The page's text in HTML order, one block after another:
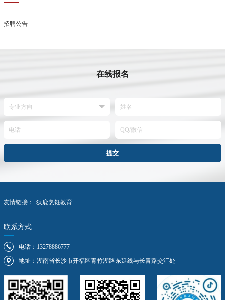
招聘公告
在线报名
提交
友情链接： 狄鹿烹饪教育
联系方式
电话：13278886777
地址：湖南省长沙市开福区青竹湖路东延线与长青路交汇处